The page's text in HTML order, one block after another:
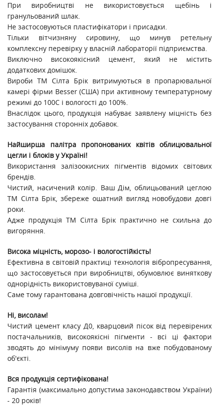
При виробництві не використовується щебінь і
гранульований шлак.
Не застосовуються пластифікатори і присадки.
Тільки вітчизняну сировину, що минув ретельну
комплексну перевірку у власній лабораторії підприємства.
Виключно високоякісний цемент, який не містить
додаткових домішок.
Вироби ТМ Сілта Брік витримуються в пропарювальної
камері фірми Besser (США) при активному температурному
режимі до 100С і вологості до 100%.
Внаслідок цього, продукція набуває заявлену міцність без
застосування сторонніх добавок.
Найширша палітра пропонованих квітів облицювальної
цегли і блоків у Україні!
Використання залізоокисних пігментів відомих світових
брендів.
Чистий, насичений колір. Ваш Дім, облицьований цеглою
ТМ Сілта Брік, збереже ошатний вигляд новобудови довгі
роки.
Адже продукція ТМ Сілта Брік практично не схильна до
вигоряння.
Висока міцність, морозо- і вологостійкість!
Ефективна в світовій практиці технологія вібропресування,
що застосовується при виробництві, обумовлює виняткову
однорідність використовуваної суміші.
Саме тому гарантована довговічність нашої продукції.
Ні, висолам!
Чистий цемент класу Д0, кварцовий пісок від перевірених
постачальників, високоякісні пігменти - всі ці фактори
зводять до мінімуму появи висолів на вже побудованому
об'єкті.
Вся продукція сертифікована!
Гарантія (максимально допустима законодавством України)
- 20 років!